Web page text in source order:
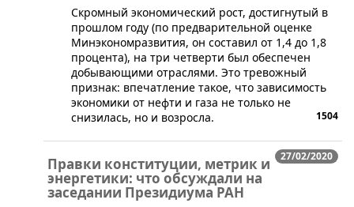
Скромный экономический рост, достигнутый в
прошлом году (по предварительной оценке
Минэкономразвития, он составил от 1,4 до 1,8
процента), на три четверти был обеспечен
добывающими отраслями. Это тревожный
признак: впечатление такое, что зависимость
экономики от нефти и газа не только не
снизилась, но и возросла.
1504
27/02/2020
Правки конституции, метрик и
энергетики: что обсуждали на
заседании Президиума РАН